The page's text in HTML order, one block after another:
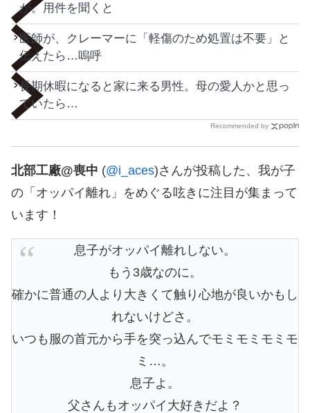
が。用件を聞くと
医師が、クレーマーに「軽傷のため処置は不要」と
伝えたら…嗚呼
長期休暇になると家に来る男性。母の愛人かと思っ
ていたら…
Recommended by
北部工廠@喪中 (@i_aces)さんが投稿した、我が子
の「オッパイ離れ」をめぐる呟きに注目が集まって
います！
息子がオッパイ離れしない。
もう3歳なのに。
確かに普通の人より大きくて触り心地が良いかもし
れないけどさ。
いつも服の首元から手を突っ込んでモミモミモミモ
ミ…。
息子よ。
父さんもオッパイ大好きだよ？